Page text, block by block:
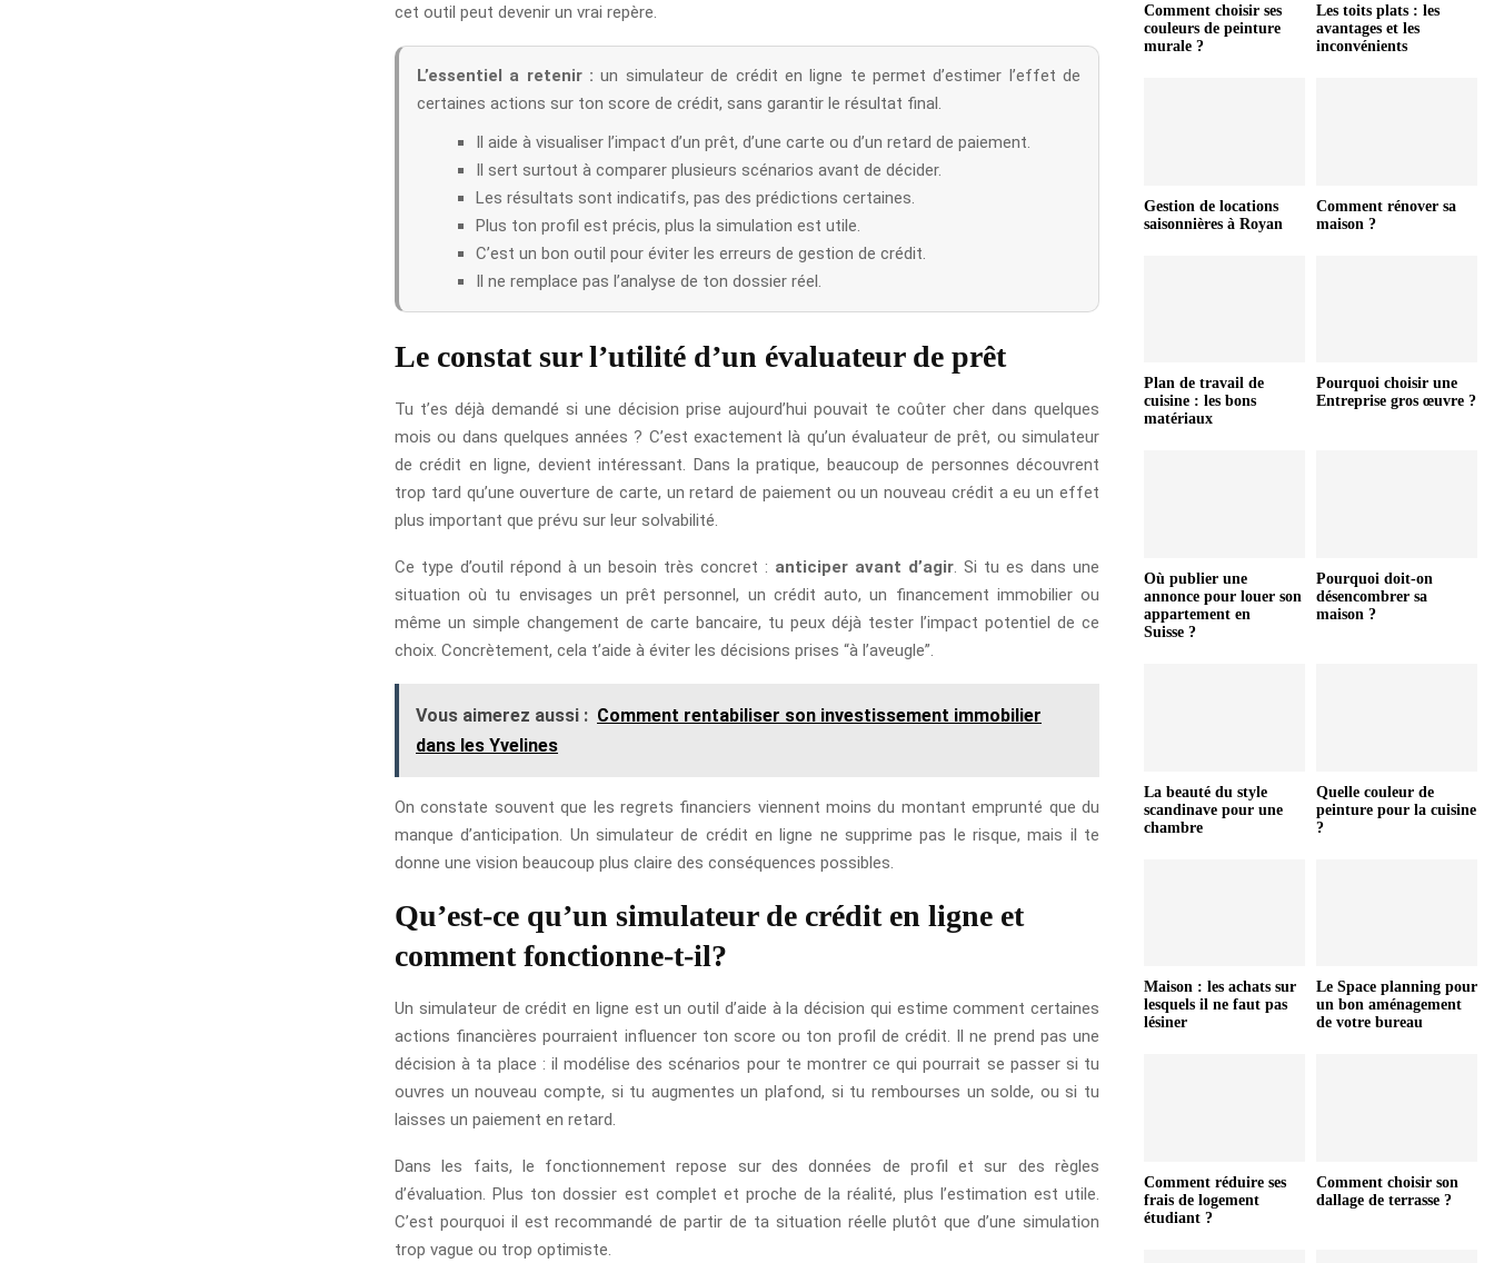
cet outil peut devenir un vrai repère.
L’essentiel a retenir : un simulateur de crédit en ligne te permet d’estimer l’effet de
certaines actions sur ton score de crédit, sans garantir le résultat final.
Il aide à visualiser l’impact d’un prêt, d’une carte ou d’un retard de paiement.
Il sert surtout à comparer plusieurs scénarios avant de décider.
Les résultats sont indicatifs, pas des prédictions certaines.
Plus ton profil est précis, plus la simulation est utile.
C’est un bon outil pour éviter les erreurs de gestion de crédit.
Il ne remplace pas l’analyse de ton dossier réel.
Le constat sur l’utilité d’un évaluateur de prêt
Tu t’es déjà demandé si une décision prise aujourd’hui pouvait te coûter cher dans quelques
mois ou dans quelques années ? C’est exactement là qu’un évaluateur de prêt, ou simulateur
de crédit en ligne, devient intéressant. Dans la pratique, beaucoup de personnes découvrent
trop tard qu’une ouverture de carte, un retard de paiement ou un nouveau crédit a eu un effet
plus important que prévu sur leur solvabilité.
Ce type d’outil répond à un besoin très concret : anticiper avant d’agir . Si tu es dans une
situation où tu envisages un prêt personnel, un crédit auto, un financement immobilier ou
même un simple changement de carte bancaire, tu peux déjà tester l’impact potentiel de ce
choix. Concrètement, cela t’aide à éviter les décisions prises “à l’aveugle”.
Vous aimerez aussi : Comment rentabiliser son investissement immobilier
dans les Yvelines
On constate souvent que les regrets financiers viennent moins du montant emprunté que du
manque d’anticipation. Un simulateur de crédit en ligne ne supprime pas le risque, mais il te
donne une vision beaucoup plus claire des conséquences possibles.
Qu’est-ce qu’un simulateur de crédit en ligne et
comment fonctionne-t-il?
Un simulateur de crédit en ligne est un outil d’aide à la décision qui estime comment certaines
actions financières pourraient influencer ton score ou ton profil de crédit. Il ne prend pas une
décision à ta place : il modélise des scénarios pour te montrer ce qui pourrait se passer si tu
ouvres un nouveau compte, si tu augmentes un plafond, si tu rembourses un solde, ou si tu
laisses un paiement en retard.
Dans les faits, le fonctionnement repose sur des données de profil et sur des règles
d’évaluation. Plus ton dossier est complet et proche de la réalité, plus l’estimation est utile.
C’est pourquoi il est recommandé de partir de ta situation réelle plutôt que d’une simulation
trop vague ou trop optimiste.
Comment choisir ses
couleurs de peinture
murale ?
Les toits plats : les
avantages et les
inconvénients
Gestion de locations
saisonnières à Royan
Comment rénover sa
maison ?
Plan de travail de
cuisine : les bons
matériaux
Pourquoi choisir une
Entreprise gros œuvre ?
Où publier une
annonce pour louer son
appartement en
Suisse ?
Pourquoi doit-on
désencombrer sa
maison ?
La beauté du style
scandinave pour une
chambre
Quelle couleur de
peinture pour la cuisine
?
Maison : les achats sur
lesquels il ne faut pas
lésiner
Le Space planning pour
un bon aménagement
de votre bureau
Comment réduire ses
frais de logement
étudiant ?
Comment choisir son
dallage de terrasse ?